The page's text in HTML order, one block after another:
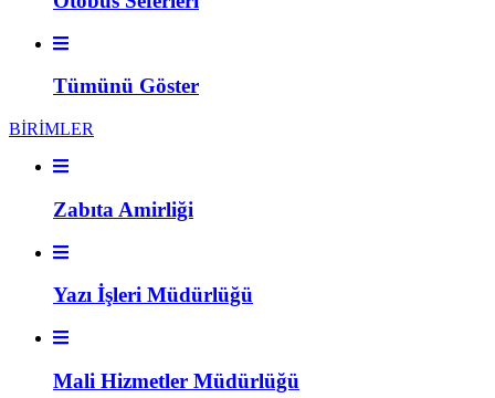
Tümünü Göster
BİRİMLER
Zabıta Amirliği
Yazı İşleri Müdürlüğü
Mali Hizmetler Müdürlüğü